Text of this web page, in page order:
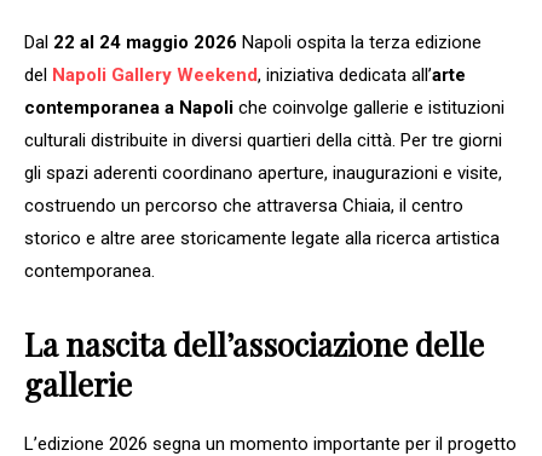
Dal 22 al 24 maggio 2026 Napoli ospita la terza edizione
del Napoli Gallery Weekend, iniziativa dedicata all’arte
contemporanea a Napoli che coinvolge gallerie e istituzioni
culturali distribuite in diversi quartieri della città. Per tre giorni
gli spazi aderenti coordinano aperture, inaugurazioni e visite,
costruendo un percorso che attraversa Chiaia, il centro
storico e altre aree storicamente legate alla ricerca artistica
contemporanea.
La nascita dell’associazione delle
gallerie
L’edizione 2026 segna un momento importante per il progetto